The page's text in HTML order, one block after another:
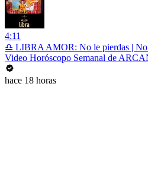
4:11
♎ LIBRA AMOR: No le pierdas | No
Video Horóscopo Semanal de
hace 18 horas